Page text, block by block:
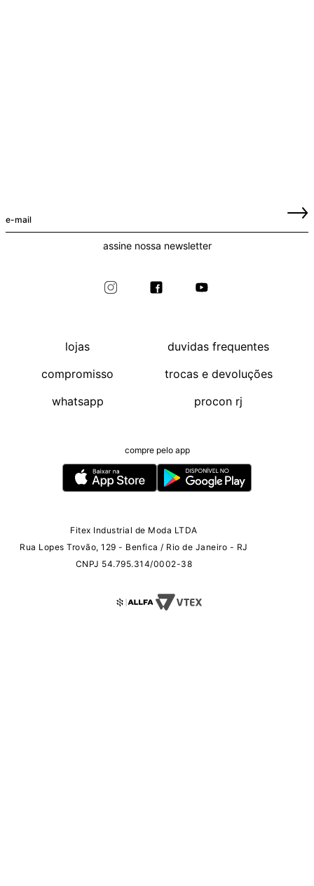
assine nossa newsletter
lojas
compromisso
whatsapp
duvidas frequentes
trocas e devoluções
procon rj
compre pelo app
Fitex Industrial de Moda LTDA
Rua Lopes Trovão, 129 - Benfica / Rio de Janeiro - RJ
CNPJ 54.795.314/0002-38